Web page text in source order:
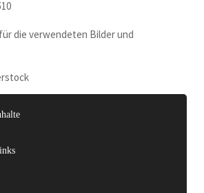
die verwendeten Bilder und